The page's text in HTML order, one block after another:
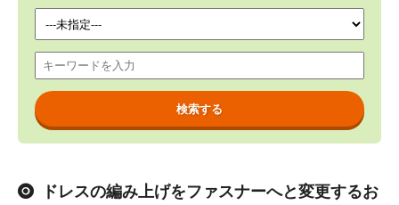
ドレスの編み上げをファスナーへと変更するお